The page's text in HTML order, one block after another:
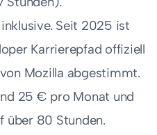
Seit 2025 ist
Karrierepfad offiziell
Mozilla abgestimmt.
25 € pro Monat und
über 80 Stunden.